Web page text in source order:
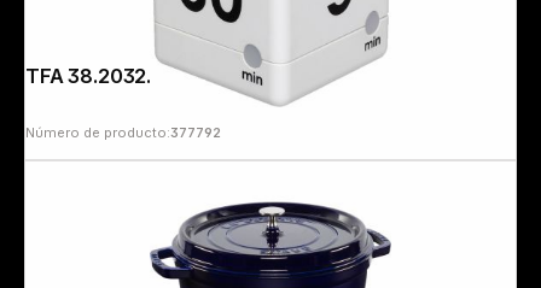
TFA 38.2032.02 Cube Timer Digital
Número de producto:377792